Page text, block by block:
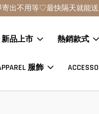
單24H內寄出?數量各一趕緊
新品上市 熱銷款式
服飾